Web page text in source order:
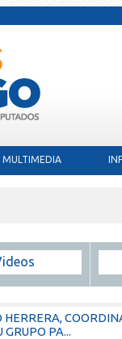
MULTIMEDIA
PA...